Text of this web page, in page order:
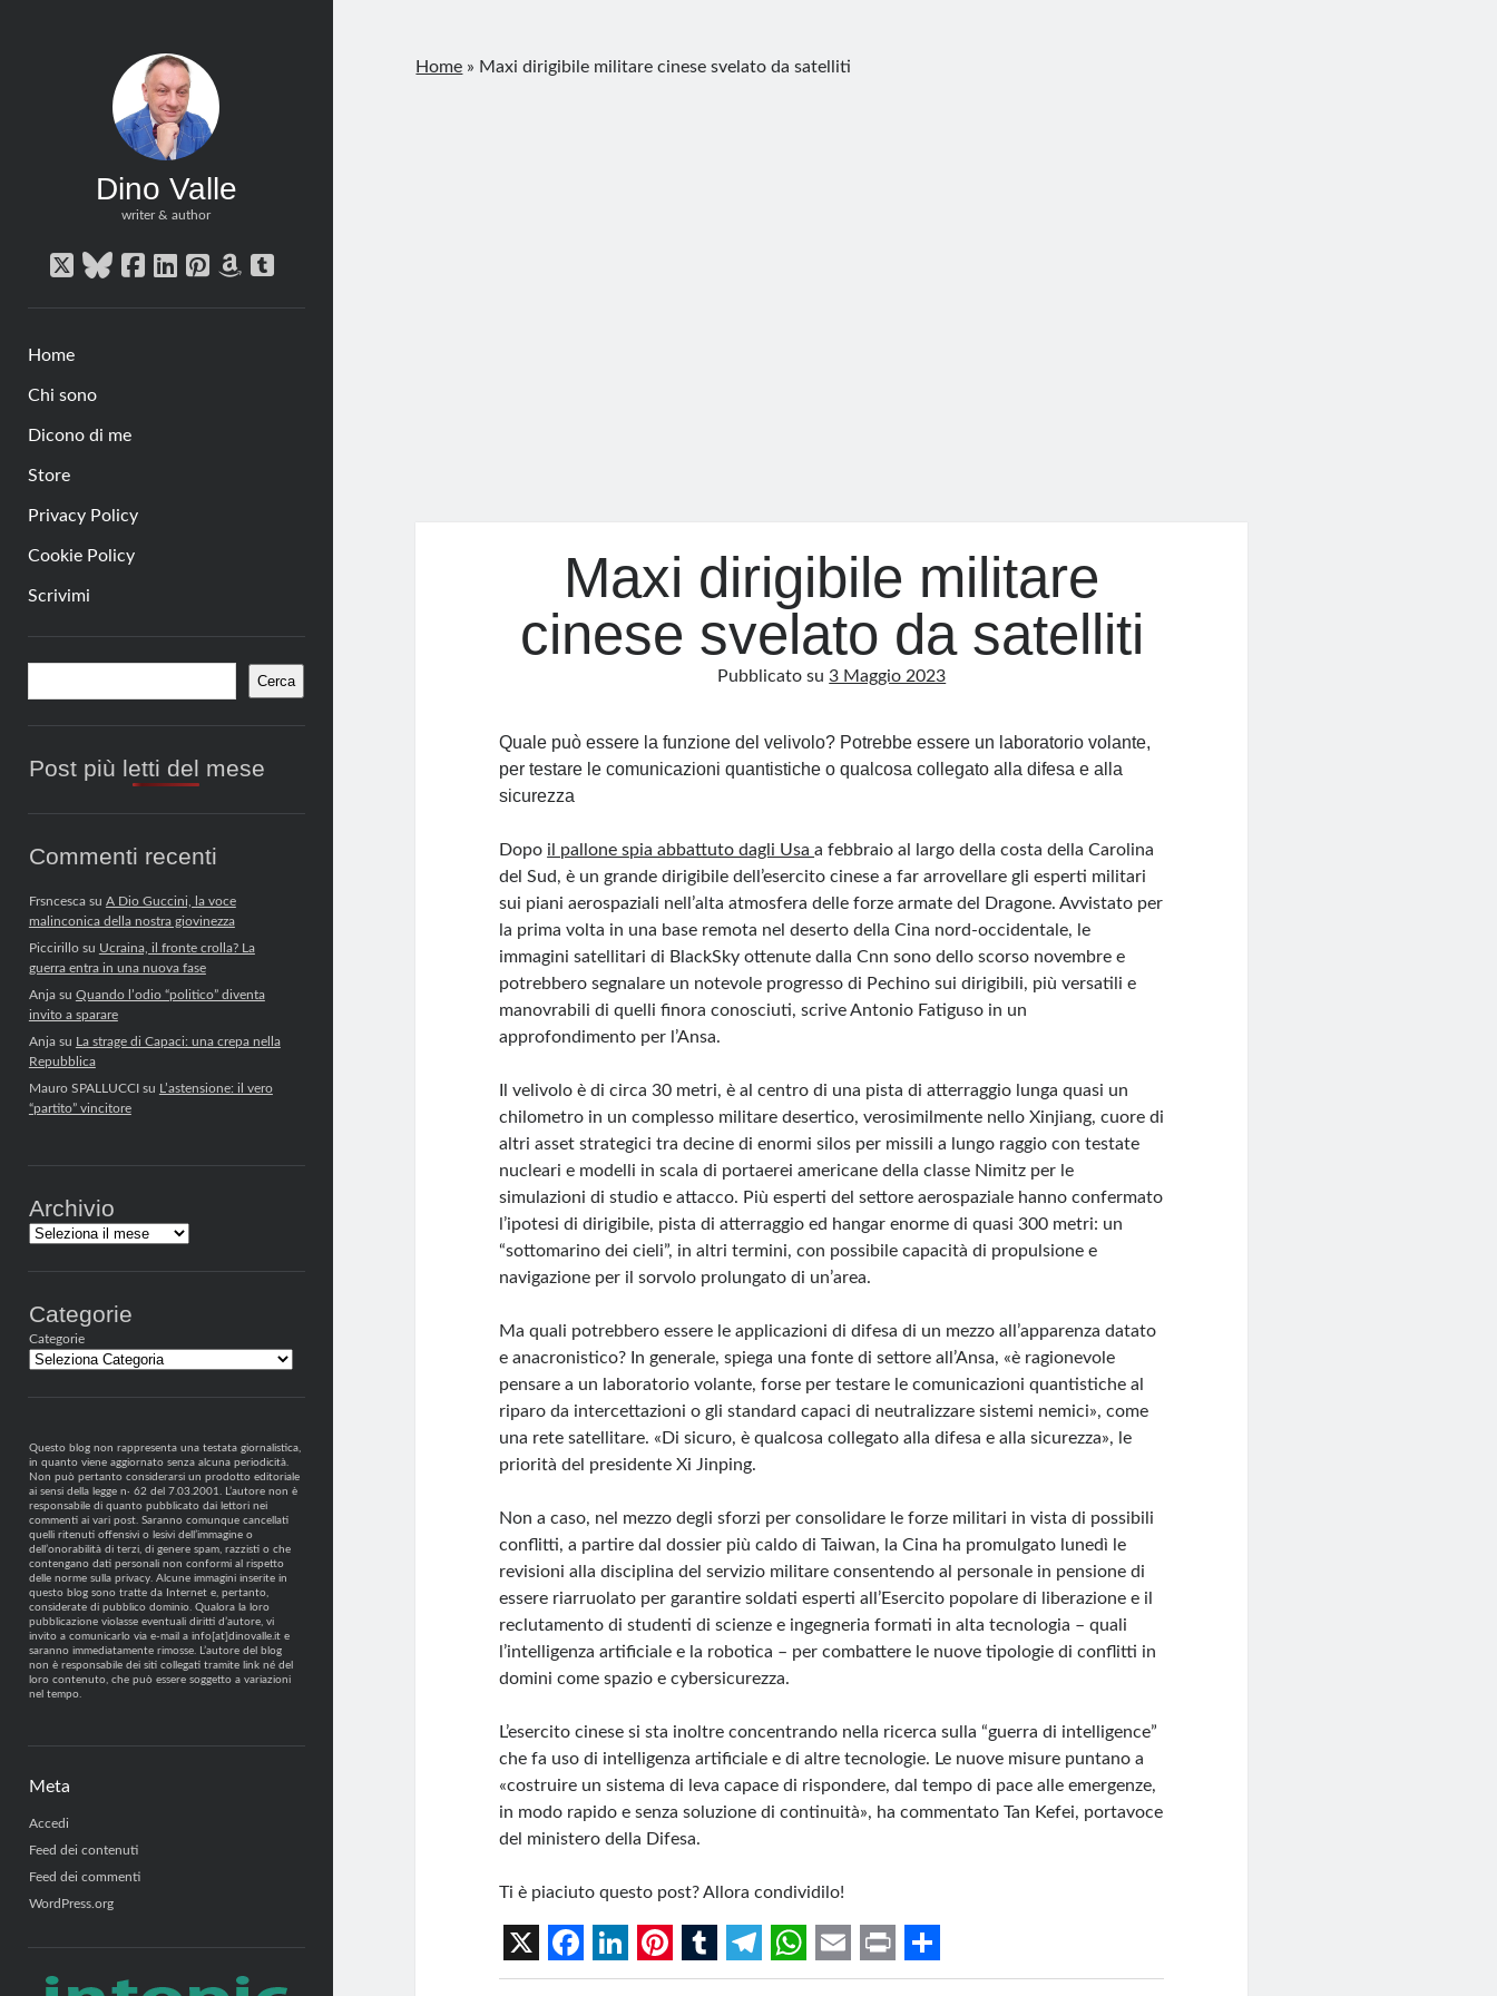
Dino Valle
writer & author
twitterbluesky
facebook
linkedin
pinterest
amazon
tumblr
Home
Chi sono
Dicono di me
Store
Privacy Policy
Cookie Policy
Scrivimi
Barra
laterale
Cerca
Post più letti del mese
Commenti recenti
Frsncescasu A Dio Guccini, la voce
malinconica della nostra giovinezza
Piccirillosu Ucraina, il fronte crolla? La
guerra entra in una nuova fase
Anjasu Quando l’odio “politico” diventa
invito a sparare
Anjasu La strage di Capaci: una crepa nella
Repubblica
Mauro SPALLUCCIsu L’astensione: il vero
“partito” vincitore
Archivio
Archivi
Categorie
Categorie
Questo blog non rappresenta una testata giornalistica,
in quanto viene aggiornato senza alcuna periodicità.
Non può pertanto considerarsi un prodotto editoriale
ai sensi della legge n· 62 del 7.03.2001. L’autore non è
responsabile di quanto pubblicato dai lettori nei
commenti ai vari post. Saranno comunque cancellati
quelli ritenuti offensivi o lesivi dell’immagine o
dell’onorabilità di terzi, di genere spam, razzisti o che
contengano dati personali non conformi al rispetto
delle norme sulla privacy. Alcune immagini inserite in
questo blog sono tratte da Internet e, pertanto,
considerate di pubblico dominio. Qualora la loro
pubblicazione violasse eventuali diritti d’autore, vi
invito a comunicarlo via e-mail a info[at]dinovalle.it e
saranno immediatamente rimosse. L’autore del blog
non è responsabile dei siti collegati tramite link né del
loro contenuto, che può essere soggetto a variazioni
nel tempo.
Meta
Accedi
Feed dei contenuti
Feed dei commenti
WordPress.org
Home » Maxi dirigibile militare cinese svelato da satelliti
Maxi dirigibile militare
cinese svelato da satelliti
Pubblicato su3 Maggio 2023
Quale può essere la funzione del velivolo? Potrebbe essere un laboratorio volante,
per testare le comunicazioni quantistiche o qualcosa collegato alla difesa e alla
sicurezza
Dopo il pallone spia abbattuto dagli Usaa febbraio al largo della costa della Carolina
del Sud, è un grande dirigibile dell’esercito cinese a far arrovellare gli esperti militari
sui piani aerospaziali nell’alta atmosfera delle forze armate del Dragone. Avvistato per
la prima volta in una base remota nel deserto della Cina nord-occidentale, le
immagini satellitari di BlackSky ottenute dalla Cnn sono dello scorso novembre e
potrebbero segnalare un notevole progresso di Pechino sui dirigibili, più versatili e
manovrabili di quelli finora conosciuti, scrive Antonio Fatiguso in un
approfondimento per l’Ansa.
Il velivolo è di circa 30 metri, è al centro di una pista di atterraggio lunga quasi un
chilometro in un complesso militare desertico, verosimilmente nello Xinjiang, cuore di
altri asset strategici tra decine di enormi silos per missili a lungo raggio con testate
nucleari e modelli in scala di portaerei americane della classe Nimitz per le
simulazioni di studio e attacco. Più esperti del settore aerospaziale hanno confermato
l’ipotesi di dirigibile, pista di atterraggio ed hangar enorme di quasi 300 metri: un
“sottomarino dei cieli”, in altri termini, con possibile capacità di propulsione e
navigazione per il sorvolo prolungato di un’area.
Ma quali potrebbero essere le applicazioni di difesa di un mezzo all’apparenza datato
e anacronistico? In generale, spiega una fonte di settore all’Ansa, «è ragionevole
pensare a un laboratorio volante, forse per testare le comunicazioni quantistiche al
riparo da intercettazioni o gli standard capaci di neutralizzare sistemi nemici», come
una rete satellitare. «Di sicuro, è qualcosa collegato alla difesa e alla sicurezza», le
priorità del presidente Xi Jinping.
Non a caso, nel mezzo degli sforzi per consolidare le forze militari in vista di possibili
conflitti, a partire dal dossier più caldo di Taiwan, la Cina ha promulgato lunedì le
revisioni alla disciplina del servizio militare consentendo al personale in pensione di
essere riarruolato per garantire soldati esperti all’Esercito popolare di liberazione e il
reclutamento di studenti di scienze e ingegneria formati in alta tecnologia – quali
l’intelligenza artificiale e la robotica – per combattere le nuove tipologie di conflitti in
domini come spazio e cybersicurezza.
L’esercito cinese si sta inoltre concentrando nella ricerca sulla “guerra di intelligence”
che fa uso di intelligenza artificiale e di altre tecnologie. Le nuove misure puntano a
«costruire un sistema di leva capace di rispondere, dal tempo di pace alle emergenze,
in modo rapido e senza soluzione di continuità», ha commentato Tan Kefei, portavoce
del ministero della Difesa.
Ti è piaciuto questo post? Allora condividilo!
X F
L
P
T
T
W E
P
S